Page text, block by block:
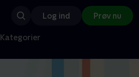
Log ind Prøv nu
Kategorier